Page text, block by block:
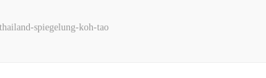
spiegelung-koh-tao